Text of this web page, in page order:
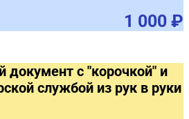
1 000 ₽
документ с "корочкой" и
службой из рук в руки